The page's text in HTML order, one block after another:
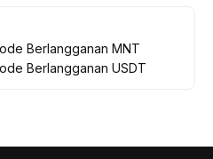
Berlangganan MNT
Berlangganan USDT